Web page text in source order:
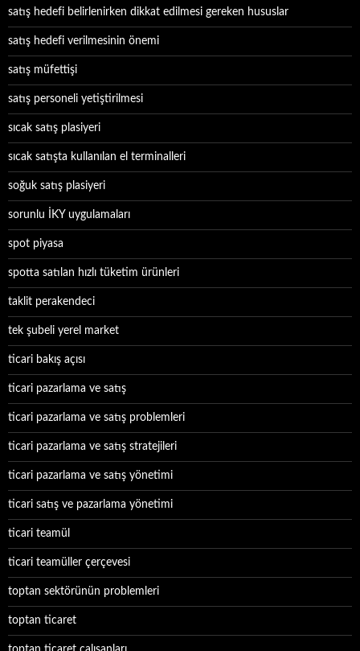
satış hedefi belirlenirken dikkat edilmesi gereken hususlar
satış hedefi verilmesinin önemi
satış müfettişi
satış personeli yetiştirilmesi
sıcak satış plasiyeri
sıcak satışta kullanılan el terminalleri
soğuk satış plasiyeri
sorunlu İKY uygulamaları
spot piyasa
spotta satılan hızlı tüketim ürünleri
taklit perakendeci
tek şubeli yerel market
ticari bakış açısı
ticari pazarlama ve satış
ticari pazarlama ve satış problemleri
ticari pazarlama ve satış stratejileri
ticari pazarlama ve satış yönetimi
ticari satış ve pazarlama yönetimi
ticari teamül
ticari teamüller çerçevesi
toptan sektörünün problemleri
toptan ticaret